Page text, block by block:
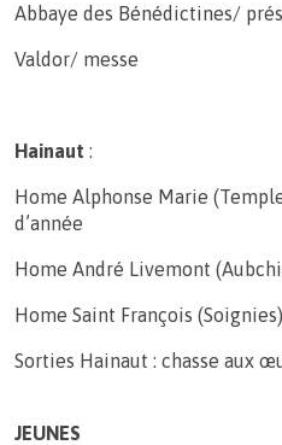
Abbaye des Bénédictines/
Valdor/ messe
Hainaut :
Home Alphonse Marie
d’année
Home André Livemont
Home Saint François
Sorties Hainaut : chasse aux
JEUNES